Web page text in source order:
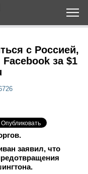
с Россией,
за $1
заявил, что